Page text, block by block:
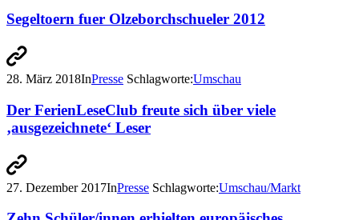
Segeltoern fuer Olzeborchschueler 2012
28. März 2018InPresse Schlagworte:Umschau
Der FerienLeseClub freute sich über viele
‚ausgezeichnete‘ Leser
27. Dezember 2017InPresse Schlagworte:Umschau/Markt